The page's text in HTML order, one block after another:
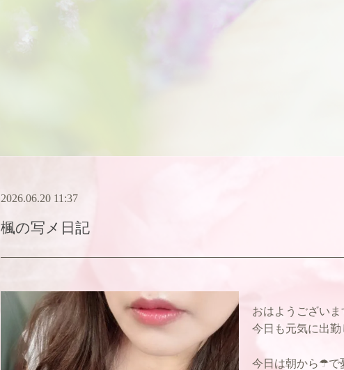
2026.06.20 11:37
楓の写メ日記
おはようございま
今日も元気に出勤
今日は朝から☂で